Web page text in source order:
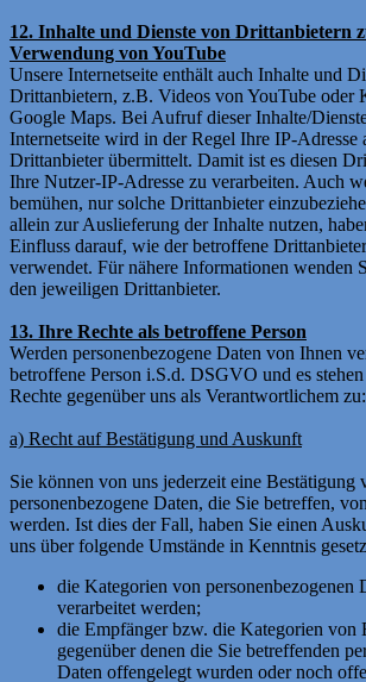
12. Inhalte und Dienste von Drittanbietern
Verwendung von YouTube
Unsere Internetseite enthält auch Inhalte und
Drittanbietern, z.B. Videos von YouTube oder
Google Maps. Bei Aufruf dieser Inhalte/
Internetseite wird in der Regel Ihre IP-Adresse
Drittanbieter übermittelt. Damit ist es diesen
Ihre Nutzer-IP-Adresse zu verarbeiten. Auch
bemühen, nur solche Drittanbieter
allein zur Auslieferung der Inhalte nutzen,
Einfluss darauf, wie der betroffene
verwendet. Für nähere Informationen wenden
den jeweiligen Drittanbieter.
13. Ihre Rechte als betroffene Person
Werden personenbezogene Daten von Ihnen
betroffene Person i.S.d. DSGVO und es
Rechte gegenüber uns als Verantwortlichem zu:
a) Recht auf Bestätigung und Auskunft
Sie können von uns jederzeit eine Bestätigung
personenbezogene Daten, die Sie betreffen,
werden. Ist dies der Fall, haben Sie einen
uns über folgende Umstände in Kenntnis
die Kategorien von personenbezogenen
verarbeitet werden;
die Empfänger bzw. die Kategorien von
gegenüber denen die Sie betreffenden
Daten offengelegt wurden oder noch